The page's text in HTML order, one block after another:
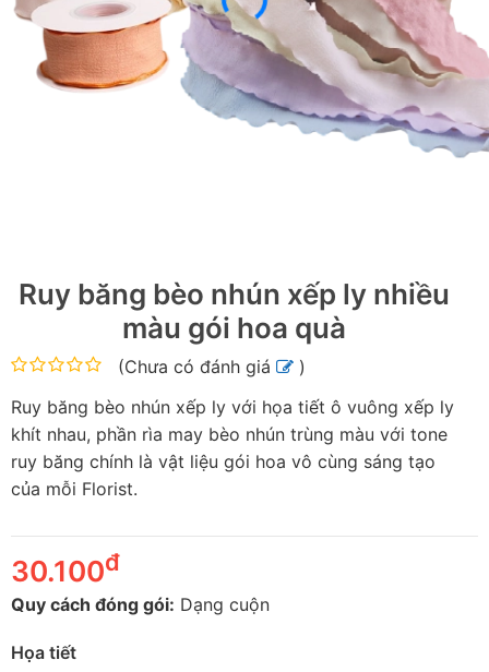
Ruy băng bèo nhún xếp ly nhiều
màu gói hoa quà
(Chưa có đánh giá
)
Ruy băng bèo nhún xếp ly với họa tiết ô vuông xếp ly
khít nhau, phần rìa may bèo nhún trùng màu với tone
ruy băng chính là vật liệu gói hoa vô cùng sáng tạo
của mỗi Florist.
30.100đ
Quy cách đóng gói: Dạng cuộn
Họa tiết